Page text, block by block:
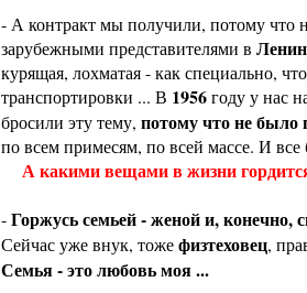
- А контракт мы получили, потому что
зарубежными представителями в
курящая, лохматая - как специально,
транспортировки ... В 1956году у нас
бросили эту тему, потому что не было
по всем примесям, по всей массе. И
А какими вещами в жизни
-Горжусь семьей - женой и, конечно,
Сейчас уже внук, тожефизтеховец,
Семья - это любовь моя ...